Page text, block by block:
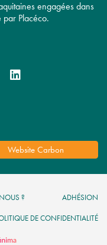
engagées dans
par Placéco.
Website Carbon
? ADHÉSION
DE CONFIDENTIALITÉ